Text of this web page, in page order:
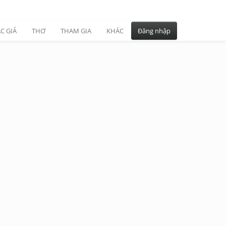
GIẢ THƠ THAM GIA KHÁC Đăng nhập